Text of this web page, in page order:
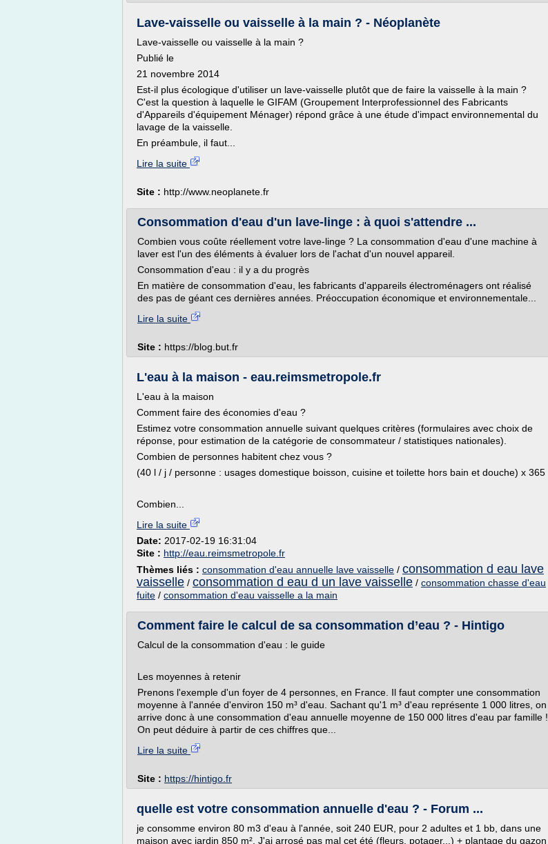
Lave-vaisselle ou vaisselle à la main ? - Néoplanète
Lave-vaisselle ou vaisselle à la main ?
Publié le
21 novembre 2014
Est-il plus écologique d'utiliser un lave-vaisselle plutôt que de faire la vaisselle à la main ?
C'est la question à laquelle le GIFAM (Groupement Interprofessionnel des Fabricants
d'Appareils d'équipement Ménager) répond grâce à une étude d'impact environnemental du
lavage de la vaisselle.
En préambule, il faut...
Lire la suite
Site : http://www.neoplanete.fr
Consommation d'eau d'un lave-linge : à quoi s'attendre ...
Combien vous coûte réellement votre lave-linge ? La consommation d'eau d'une machine à
laver est l'un des éléments à évaluer lors de l'achat d'un nouvel appareil.
Consommation d'eau : il y a du progrès
En matière de consommation d'eau, les fabricants d'appareils électroménagers ont réalisé
des pas de géant ces dernières années. Préoccupation économique et environnementale...
Lire la suite
Site : https://blog.but.fr
L'eau à la maison - eau.reimsmetropole.fr
L'eau à la maison
Comment faire des économies d'eau ?
Estimez votre consommation annuelle suivant quelques critères (formulaires avec choix de
réponse, pour estimation de la catégorie de consommateur / statistiques nationales).
Combien de personnes habitent chez vous ?
(40 l / j / personne : usages domestique boisson, cuisine et toilette hors bain et douche) x 365
Combien...
Lire la suite
Date: 2017-02-19 16:31:04
Site : http://eau.reimsmetropole.fr
Thèmes liés : consommation d'eau annuelle lave vaisselle / consommation d eau lave
vaisselle / consommation d eau d un lave vaisselle / consommation chasse d'eau
fuite / consommation d'eau vaisselle a la main
Comment faire le calcul de sa consommation d’eau ? - Hintigo
Calcul de la consommation d'eau : le guide
Les moyennes à retenir
Prenons l'exemple d'un foyer de 4 personnes, en France. Il faut compter une consommation
moyenne à l'année d'environ 150 m³ d'eau. Sachant qu'1 m³ d'eau représente 1 000 litres, on
arrive donc à une consommation d'eau annuelle moyenne de 150 000 litres d'eau par famille !
On peut déduire à partir de ces chiffres que...
Lire la suite
Site : https://hintigo.fr
quelle est votre consommation annuelle d'eau ? - Forum ...
je consomme environ 80 m3 d'eau à l'année, soit 240 EUR, pour 2 adultes et 1 bb, dans une
maison avec jardin 850 m². J'ai arrosé pas mal cet été (fleurs, potager...) + plantage du gazon